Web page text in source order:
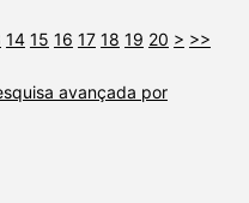
14 15 16 17 18 19 20 > >>
avançada por